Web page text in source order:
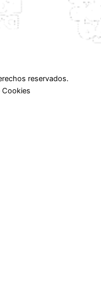
reservados.
Cookies